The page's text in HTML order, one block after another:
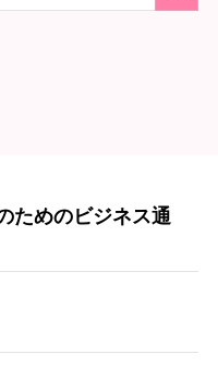
ためのビジネス通